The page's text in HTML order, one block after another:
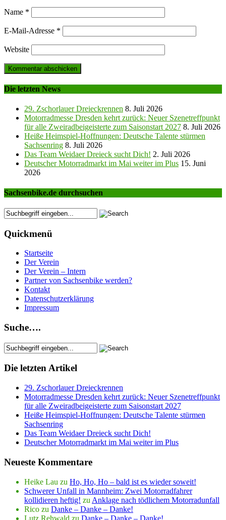
Name *
E-Mail-Adresse *
Website
Die letzten News
29. Zschorlauer Dreieckrennen 8. Juli 2026
Motorradmesse Dresden kehrt zurück: Neuer Szenetreffpunkt
für alle Zweiradbeigeisterte zum Saisonstart 2027 8. Juli 2026
Heiße Heimspiel-Hoffnungen: Deutsche Talente stürmen
Sachsenring 8. Juli 2026
Das Team Weidaer Dreieck sucht Dich! 2. Juli 2026
Deutscher Motorradmarkt im Mai weiter im Plus 15. Juni
2026
Sachsenbike.de durchsuchen
Quickmenü
Startseite
Der Verein
Der Verein – Intern
Partner von Sachsenbike werden?
Kontakt
Datenschutzerklärung
Impressum
Suche….
Die letzten Artikel
29. Zschorlauer Dreieckrennen
Motorradmesse Dresden kehrt zurück: Neuer Szenetreffpunkt
für alle Zweiradbeigeisterte zum Saisonstart 2027
Heiße Heimspiel-Hoffnungen: Deutsche Talente stürmen
Sachsenring
Das Team Weidaer Dreieck sucht Dich!
Deutscher Motorradmarkt im Mai weiter im Plus
Neueste Kommentare
Heike Lau zu Ho, Ho, Ho – bald ist es wieder soweit!
Schwerer Unfall in Mannheim: Zwei Motorradfahrer
kollidieren heftig! zu Anklage nach tödlichem Motorradunfall
Rico zu Danke – Danke – Danke!
Lutz Rehwald zu Danke – Danke – Danke!